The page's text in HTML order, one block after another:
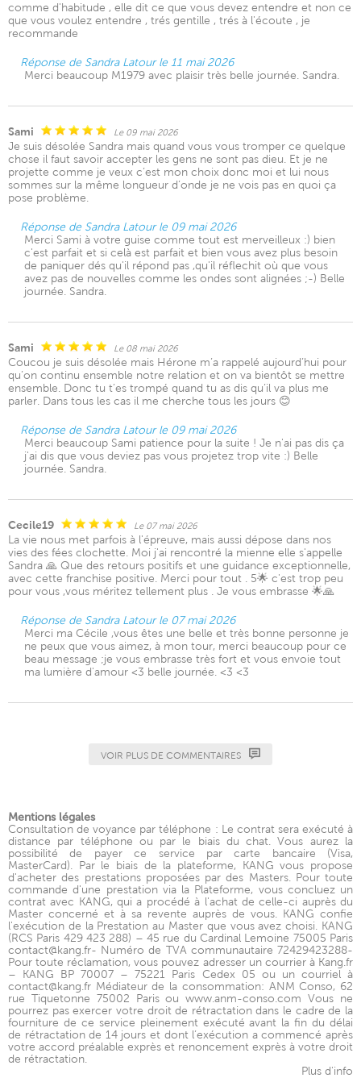
comme d'habitude , elle dit ce que vous devez entendre et non ce
que vous voulez entendre , trés gentille , trés à l'écoute , je
recommande
Réponse de Sandra Latour le 11 mai 2026
Merci beaucoup M1979 avec plaisir très belle journée. Sandra.
Sami Le 09 mai 2026
Je suis désolée Sandra mais quand vous vous tromper ce quelque
chose il faut savoir accepter les gens ne sont pas dieu. Et je ne
projette comme je veux c’est mon choix donc moi et lui nous
sommes sur la même longueur d’onde je ne vois pas en quoi ça
pose problème.
Réponse de Sandra Latour le 09 mai 2026
Merci Sami à votre guise comme tout est merveilleux :) bien
c'est parfait et si celà est parfait et bien vous avez plus besoin
de paniquer dés qu'il répond pas ,qu'il réflechit où que vous
avez pas de nouvelles comme les ondes sont alignées ;-) Belle
journée. Sandra.
Sami Le 08 mai 2026
Coucou je suis désolée mais Hérone m’a rappelé aujourd’hui pour
qu’on continu ensemble notre relation et on va bientôt se mettre
ensemble. Donc tu t’es trompé quand tu as dis qu’il va plus me
parler. Dans tous les cas il me cherche tous les jours 😊
Réponse de Sandra Latour le 09 mai 2026
Merci beaucoup Sami patience pour la suite ! Je n'ai pas dis ça
j'ai dis que vous deviez pas vous projetez trop vite :) Belle
journée. Sandra.
Cecile19 Le 07 mai 2026
La vie nous met parfois à l'épreuve, mais aussi dépose dans nos
vies des fées clochette. Moi j'ai rencontré la mienne elle s'appelle
Sandra 🙏 Que des retours positifs et une guidance exceptionnelle,
avec cette franchise positive. Merci pour tout . 5🌟 c'est trop peu
pour vous ,vous méritez tellement plus . Je vous embrasse 🌟🙏
Réponse de Sandra Latour le 07 mai 2026
Merci ma Cécile ,vous êtes une belle et très bonne personne je
ne peux que vous aimez, à mon tour, merci beaucoup pour ce
beau message ;je vous embrasse très fort et vous envoie tout
ma lumière d'amour <3 belle journée. <3 <3
VOIR PLUS DE COMMENTAIRES
Mentions légales
Consultation de voyance par téléphone : Le contrat sera exécuté à
distance par téléphone ou par le biais du chat. Vous aurez la
possibilité de payer ce service par carte bancaire (Visa,
MasterCard). Par le biais de la plateforme, KANG vous propose
d'acheter des prestations proposées par des Masters. Pour toute
commande d'une prestation via la Plateforme, vous concluez un
contrat avec KANG, qui a procédé à l'achat de celle-ci auprès du
Master concerné et à sa revente auprès de vous. KANG confie
l'exécution de la Prestation au Master que vous avez choisi. KANG
(RCS Paris 429 423 288) – 45 rue du Cardinal Lemoine 75005 Paris
contact@kang.fr- Numéro de TVA communautaire 72429423288-
Pour toute réclamation, vous pouvez adresser un courrier à Kang.fr
– KANG BP 70007 – 75221 Paris Cedex 05 ou un courriel à
contact@kang.fr Médiateur de la consommation: ANM Conso, 62
rue Tiquetonne 75002 Paris ou www.anm-conso.com Vous ne
pourrez pas exercer votre droit de rétractation dans le cadre de la
fourniture de ce service pleinement exécuté avant la fin du délai
de rétractation de 14 jours et dont l’exécution a commencé après
votre accord préalable exprès et renoncement exprès à votre droit
de rétractation.
Plus d'info